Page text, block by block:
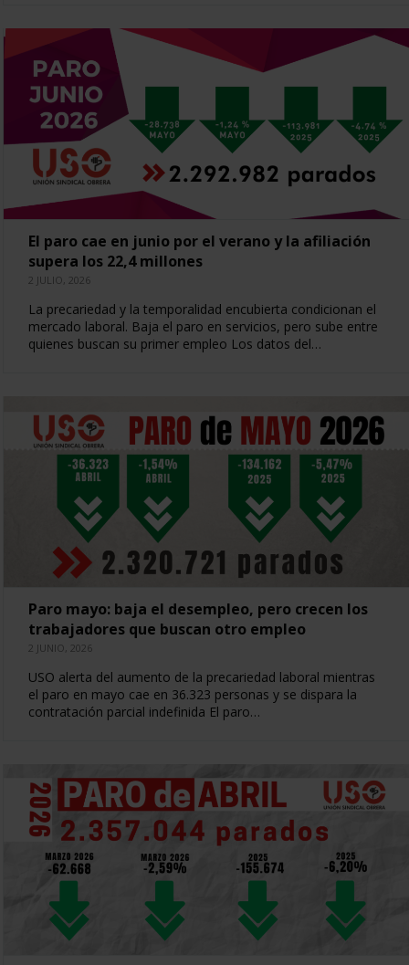
El paro cae en junio por el verano y la afiliación
supera los 22,4 millones
2 JULIO, 2026
La precariedad y la temporalidad encubierta condicionan el
mercado laboral. Baja el paro en servicios, pero sube entre
quienes buscan su primer empleo Los datos del…
Paro mayo: baja el desempleo, pero crecen los
trabajadores que buscan otro empleo
2 JUNIO, 2026
USO alerta del aumento de la precariedad laboral mientras
el paro en mayo cae en 36.323 personas y se dispara la
contratación parcial indefinida El paro…